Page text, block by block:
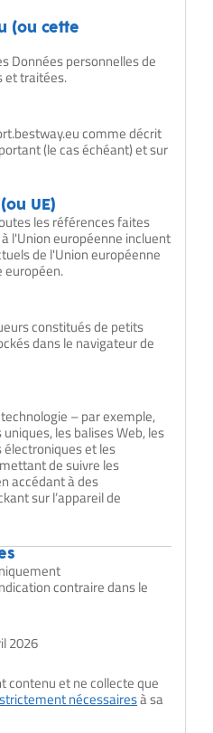
(ou cette
Données personnelles de
et traitées.
comme décrit
(le cas échéant) et sur
UE)
les références faites
l'Union européenne incluent
de l'Union européenne
européen.
constitués de petits
dans le navigateur de
– par exemple,
les balises Web, les
et les
de suivre les
accédant à des
sur l’appareil de
contraire dans le
2026
contenu et ne collecte que
nécessairesà sa